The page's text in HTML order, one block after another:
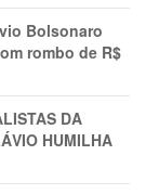
Bolsonaro
rombo de R$
DA
HUMILHA